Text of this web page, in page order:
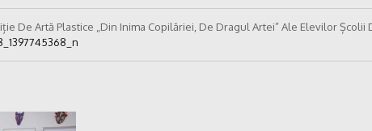
De Artă Plastice „Din Inima Copilăriei, De Dragul Artei” Ale Elevilor Școlii